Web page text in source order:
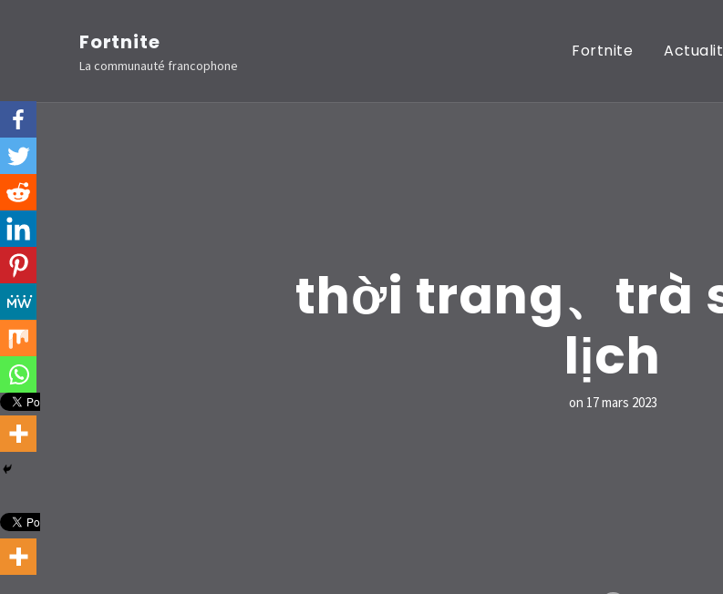
(Pressez
Entrée)
Fortnite
La communauté francophone
Fortnite
thời trang、trà
lịch
on 17 mars 2023